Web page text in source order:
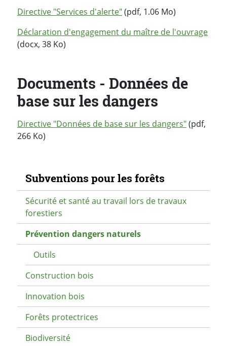
Directive "Services d'alerte"(pdf, 1.06 Mo)
Déclaration d'engagement du maître de l'ouvrage
(docx, 38 Ko)
Documents - Données de
base sur les dangers
Directive "Données de base sur les dangers"(pdf,
266 Ko)
Navigation secondaire
Subventions pour les forêts
Sécurité et santé au travail lors de travaux
forestiers
Prévention dangers naturels
Outils
Construction bois
Innovation bois
Forêts protectrices
Biodiversité